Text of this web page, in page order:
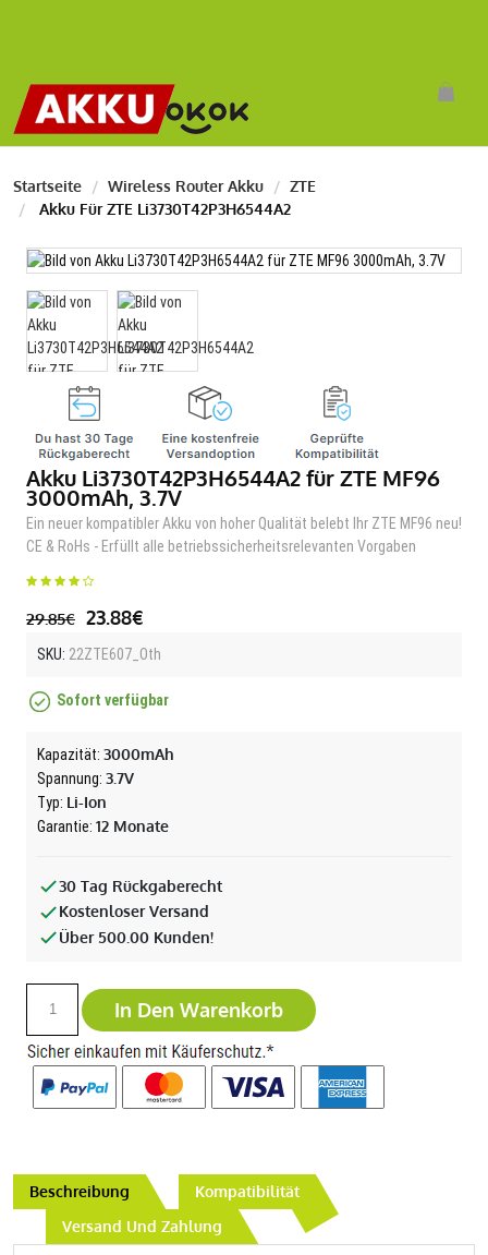
Startseite Wireless Router Akku
ZTE
Akku Für ZTE Li3730T42P3H6544A2
Akku Li3730T42P3H6544A2 für ZTE MF96
3000mAh, 3.7V
Ein neuer kompatibler Akku von hoher Qualität belebt Ihr ZTE MF96 neu!
CE & RoHs - Erfüllt alle betriebssicherheitsrelevanten Vorgaben
29.85€ 23.88€
SKU: 22ZTE607_Oth
Sofort verfügbar
Kapazität: 3000mAh
Spannung: 3.7V
Typ: Li-Ion
Garantie: 12 Monate
30 Tag Rückgaberecht
Kostenloser Versand
Über 500.00 Kunden!
In Den Warenkorb
Beschreibung
Kompatibilität
Versand Und Zahlung